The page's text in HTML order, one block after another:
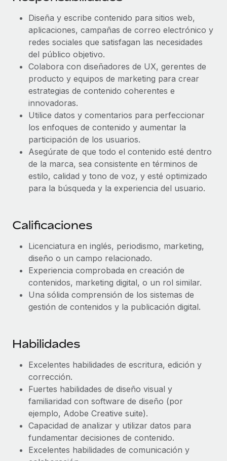
Gestión de dispositivos
Proporciona dispositivos tecnológicos y contrólalos
en todo el mundo.
Apertura de entidades
Abre entidades conforme a la legalidad enseguida.
Movilidad y reubicación
Reubica a los empleados con facilidad.
Prestaciones
Gestiona las prestaciones de los empleados sin
complicaciones.
BLOG
Novedades de producto de Remote:
Integraciones con Gusto y Xero y Contractor
Management Plus
La misión de Remote sigue siendo ayudar a empresas de
todos los tamaños a contratar, gestionar y...
Más información
Pento se convierte en un empleador equitativo
con Remote
Gestionar las nóminas internamente es complicado. Tardas
Más información
Diseña y escribe contenido para sitios web,
aplicaciones, campañas de correo electrónico y
redes sociales que satisfagan las necesidades
del público objetivo.
Colabora con diseñadores de UX, gerentes de
producto y equipos de marketing para crear
estrategias de contenido coherentes e
innovadoras.
Utilice datos y comentarios para perfeccionar
los enfoques de contenido y aumentar la
participación de los usuarios.
Asegúrate de que todo el contenido esté dentro
de la marca, sea consistente en términos de
estilo, calidad y tono de voz, y esté optimizado
para la búsqueda y la experiencia del usuario.
Calificaciones
Licenciatura en inglés, periodismo, marketing,
diseño o un campo relacionado.
Experiencia comprobada en creación de
contenidos, marketing digital, o un rol similar.
Una sólida comprensión de los sistemas de
gestión de contenidos y la publicación digital.
Habilidades
Excelentes habilidades de escritura, edición y
corrección.
Fuertes habilidades de diseño visual y
familiaridad con software de diseño (por
ejemplo, Adobe Creative suite).
Capacidad de analizar y utilizar datos para
fundamentar decisiones de contenido.
Excelentes habilidades de comunicación y